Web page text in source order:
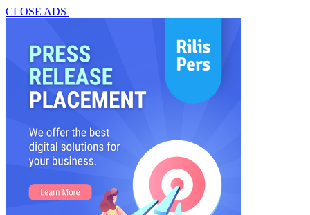
CLOSE ADS